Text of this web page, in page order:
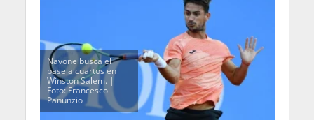
Navone busca el
pase a cuartos en
Winston Salem. |
Foto: Francesco
Panunzio